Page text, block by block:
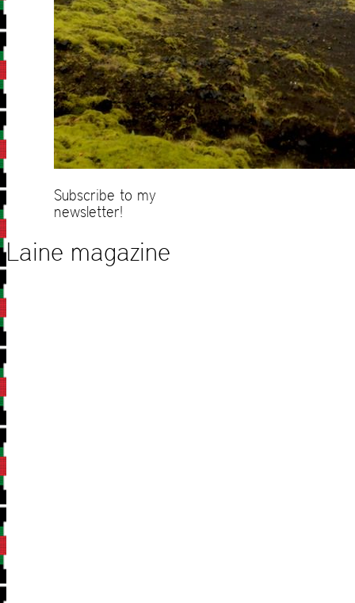
Subscribe to my
newsletter!
Laine magazine